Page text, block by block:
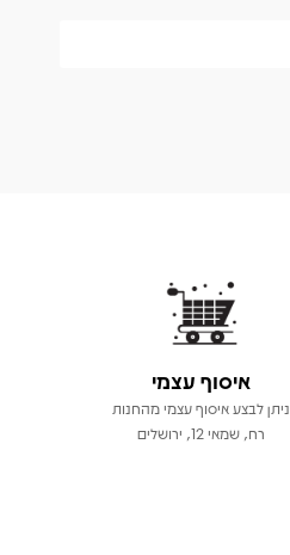
איסוף עצמי
ניתן לבצע איסוף עצמי מהחנות
רח, שמאי 12, ירושלים